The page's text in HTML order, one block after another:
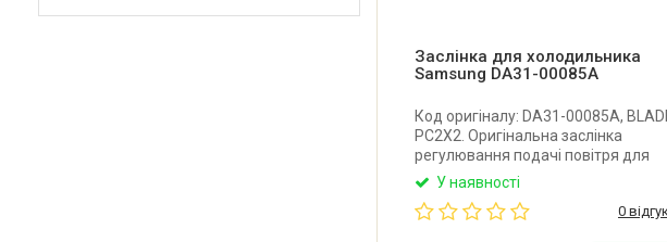
Заслінка для холодильника
Samsung DA31-00085A
Код оригіналу: DA31-00085A,
PC2X2. Оригінальна заслінка
регулювання подачі повітря для
холодильника Samsung RL33.
У наявності
0